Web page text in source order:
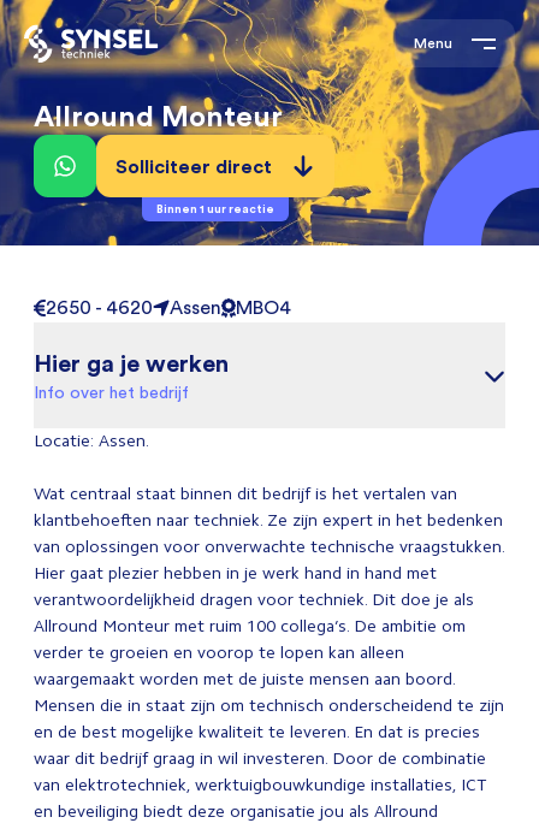
Menu
Allround Monteur
Solliciteer direct
Binnen 1 uur reactie
2650 - 4620 Assen MBO4
Hier ga je werken
Info over het bedrijf
Locatie: Assen.
Wat centraal staat binnen dit bedrijf is het vertalen van
klantbehoeften naar techniek. Ze zijn expert in het bedenken
van oplossingen voor onverwachte technische vraagstukken.
Hier gaat plezier hebben in je werk hand in hand met
verantwoordelijkheid dragen voor techniek. Dit doe je als
Allround Monteur met ruim 100 collega’s. De ambitie om
verder te groeien en voorop te lopen kan alleen
waargemaakt worden met de juiste mensen aan boord.
Mensen die in staat zijn om technisch onderscheidend te zijn
en de best mogelijke kwaliteit te leveren. En dat is precies
waar dit bedrijf graag in wil investeren. Door de combinatie
van elektrotechniek, werktuigbouwkundige installaties, ICT
en beveiliging biedt deze organisatie jou als Allround